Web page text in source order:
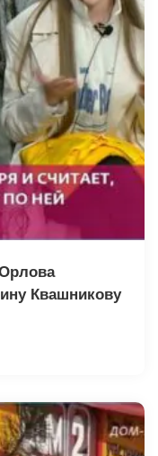
Квашникову